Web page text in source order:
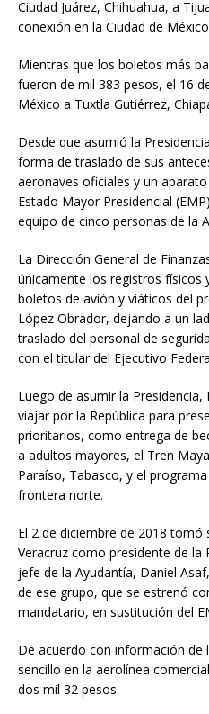
Ciudad Juárez, Chihuahua, a
conexión en la Ciudad de
Mientras que los boletos más
fueron de mil 383 pesos, el 16
México a Tuxtla Gutiérrez,
Desde que asumió la
forma de traslado de sus
aeronaves oficiales y un
Estado Mayor Presidencial
equipo de cinco personas de la
La Dirección General de
únicamente los registros físicos
boletos de avión y viáticos del
López Obrador, dejando a un
traslado del personal de
con el titular del Ejecutivo
Luego de asumir la
viajar por la República para
prioritarios, como entrega de
a adultos mayores, el Tren
Paraíso, Tabasco, y el
frontera norte.
El 2 de diciembre de 2018
Veracruz como presidente de la
jefe de la Ayudantía, Daniel
de ese grupo, que se estrenó
mandatario, en sustitución del
De acuerdo con información de
sencillo en la aerolínea
dos mil 32 pesos.